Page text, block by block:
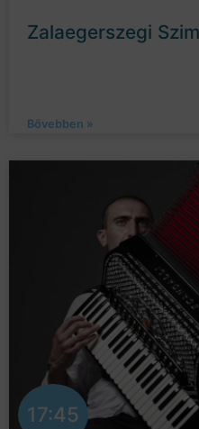
Zalaegerszegi
Bővebben »
17:45